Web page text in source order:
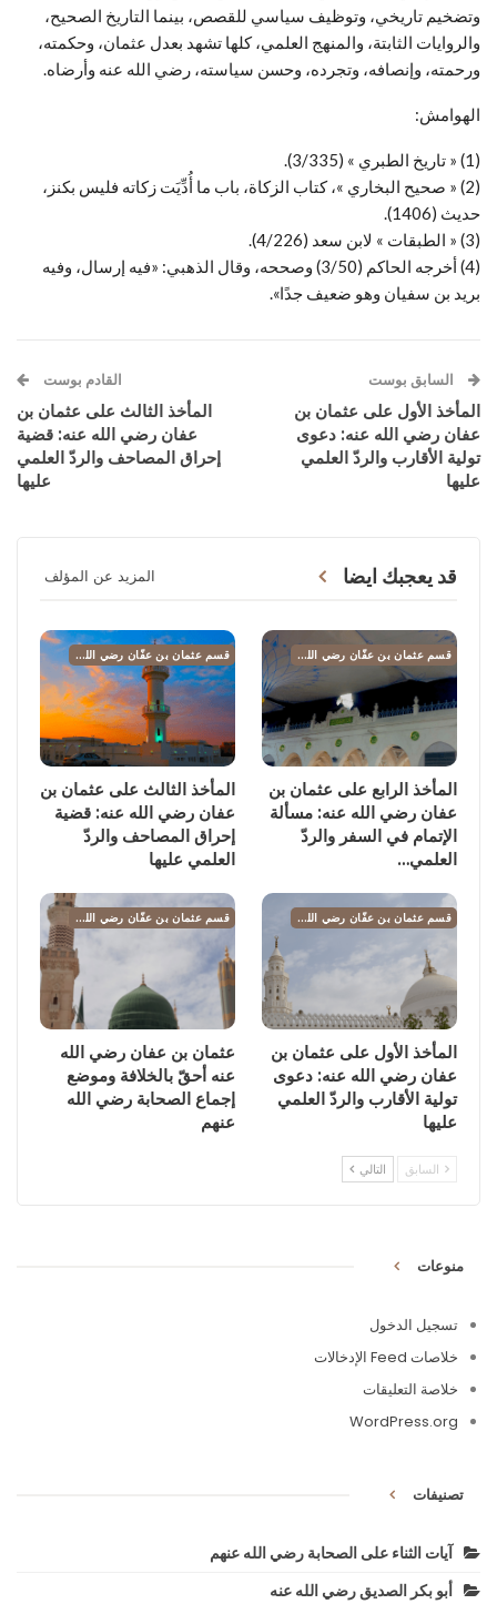
وتضخيم تاريخي، وتوظيف سياسي للقصص، بينما التاريخ الصحيح،
والروايات الثابتة، والمنهج العلمي، كلها تشهد بعدل عثمان، وحكمته،
ورحمته، وإنصافه، وتجرده، وحسن سياسته، رضي الله عنه وأرضاه.
الهوامش:
(1) « تاريخ الطبري » (3/335).
(2) « صحيح البخاري »، كتاب الزكاة، باب ما أُدِّيَت زكاته فليس بكنز،
حديث (1406).
(3) « الطبقات » لابن سعد (4/226).
(4) أخرجه الحاكم (3/50) وصححه، وقال الذهبي: «فيه إرسال، وفيه
بريد بن سفيان وهو ضعيف جدًا».
السابق بوست
المأخذ الأول على عثمان بن
عفان رضي الله عنه: دعوى
تولية الأقارب والردّ العلمي
عليها
القادم بوست
المأخذ الثالث على عثمان بن
عفان رضي الله عنه: قضية
إحراق المصاحف والردّ العلمي
عليها
قد يعجبك ايضا المزيد عن المؤلف
قسم عثمان بن عفّان رضي الله عنه
المأخذ الرابع على عثمان بن
عفان رضي الله عنه: مسألة
الإتمام في السفر والردّ
العلمي…
قسم عثمان بن عفّان رضي الله عنه
المأخذ الثالث على عثمان بن
عفان رضي الله عنه: قضية
إحراق المصاحف والردّ
العلمي عليها
قسم عثمان بن عفّان رضي الله عنه
المأخذ الأول على عثمان بن
عفان رضي الله عنه: دعوى
تولية الأقارب والردّ العلمي
عليها
قسم عثمان بن عفّان رضي الله عنه
عثمان بن عفان رضي الله
عنه أحقّ بالخلافة وموضع
إجماع الصحابة رضي الله
عنهم
السابق التالي
منوعات
تسجيل الدخول
خلاصات Feed الإدخالات
خلاصة التعليقات
WordPress.org
تصنيفات
آيات الثناء على الصحابة رضي الله عنهم
أبو بكر الصديق رضي الله عنه